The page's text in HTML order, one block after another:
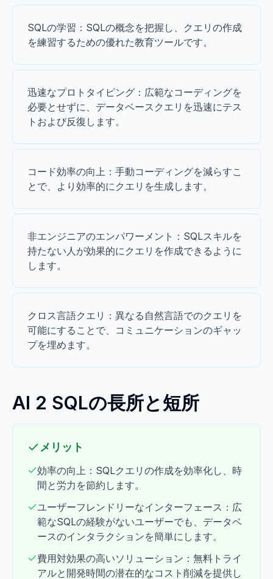
SQLの学習：SQLの概念を把握し、クエリの作成
を練習するための優れた教育ツールです。
迅速なプロトタイピング：広範なコーディングを
必要とせずに、データベースクエリを迅速にテス
トおよび反復します。
コード効率の向上：手動コーディングを減らすこ
とで、より効率的にクエリを生成します。
非エンジニアのエンパワーメント：SQLスキルを
持たない人が効果的にクエリを作成できるように
します。
クロス言語クエリ：異なる自然言語でのクエリを
可能にすることで、コミュニケーションのギャッ
プを埋めます。
AI 2 SQLの長所と短所
メリット
効率の向上：SQLクエリの作成を効率化し、時
間と労力を節約します。
ユーザーフレンドリーなインターフェース：広
範なSQLの経験がないユーザーでも、データベ
ースのインタラクションを簡単にします。
費用対効果の高いソリューション：無料トライ
アルと開発時間の潜在的なコスト削減を提供し